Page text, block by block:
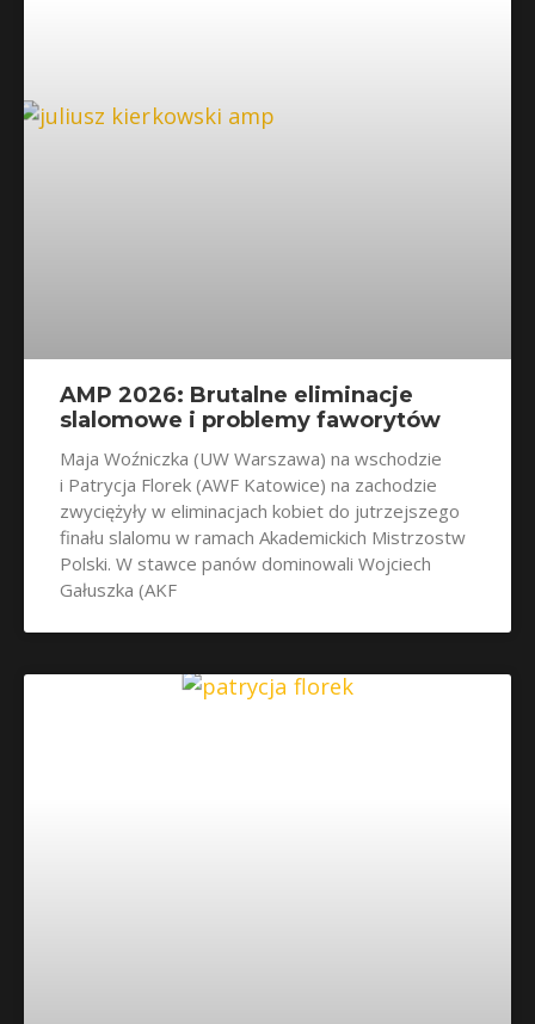
AMP 2026: Brutalne eliminacje
slalomowe i problemy faworytów
Maja Woźniczka (UW Warszawa) na wschodzie
i Patrycja Florek (AWF Katowice) na zachodzie
zwyciężyły w eliminacjach kobiet do jutrzejszego
finału slalomu w ramach Akademickich Mistrzostw
Polski. W stawce panów dominowali Wojciech
Gałuszka (AKF